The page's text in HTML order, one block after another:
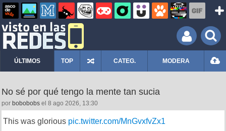
ÚLTIMOS TOP CATEG. MODERA
No sé por qué tengo la mente tan sucia
por bobobobs el 8 ago 2026, 13:30
This was glorious pic.twitter.com/MnGvxfvZx1